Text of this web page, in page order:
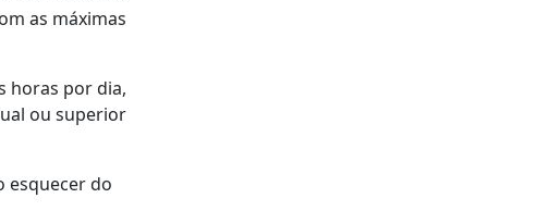
as máximas
horas por dia,
ou superior
esquecer do